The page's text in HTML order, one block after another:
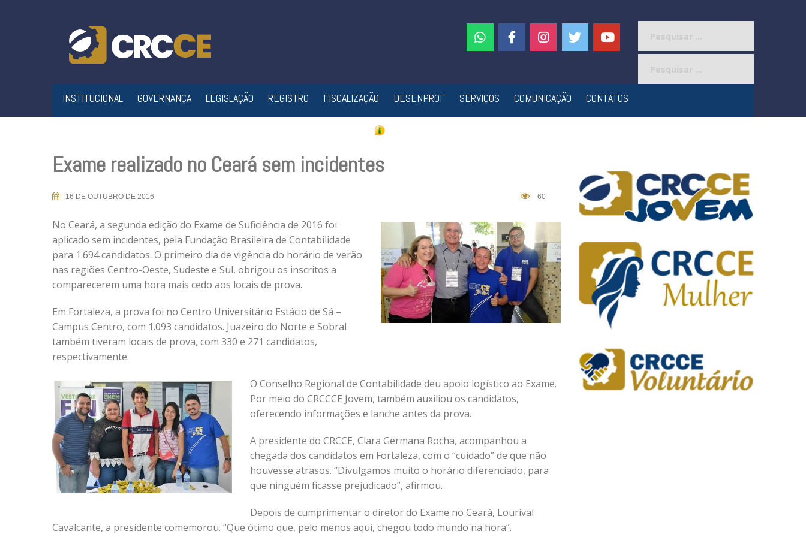
INSTITUCIONAL GOVERNANÇA LEGISLAÇÃO REGISTRO FISCALIZAÇÃO DESENPROF SERVIÇOS COMUNICAÇÃO CONTATOS
Exame realizado no Ceará sem incidentes
16 DE OUTUBRO DE 2016 60
No Ceará, a segunda edição do Exame de Suficiência de 2016 foi
aplicado sem incidentes, pela Fundação Brasileira de Contabilidade
para 1.694 candidatos. O primeiro dia de vigência do horário de verão
nas regiões Centro-Oeste, Sudeste e Sul, obrigou os inscritos a
comparecerem uma hora mais cedo aos locais de prova.
Em Fortaleza, a prova foi no Centro Universitário Estácio de Sá –
Campus Centro, com 1.093 candidatos. Juazeiro do Norte e Sobral
também tiveram locais de prova, com 330 e 271 candidatos,
respectivamente.
O Conselho Regional de Contabilidade deu apoio logístico ao Exame.
Por meio do CRCCCE Jovem, também auxiliou os candidatos,
oferecendo informações e lanche antes da prova.
A presidente do CRCCE, Clara Germana Rocha, acompanhou a
chegada dos candidatos em Fortaleza, com o “cuidado” de que não
houvesse atrasos. “Divulgamos muito o horário diferenciado, para
que ninguém ficasse prejudicado”, afirmou.
Depois de cumprimentar o diretor do Exame no Ceará, Lourival
Cavalcante, a presidente comemorou. “Que ótimo que, pelo menos aqui, chegou todo mundo na hora”.